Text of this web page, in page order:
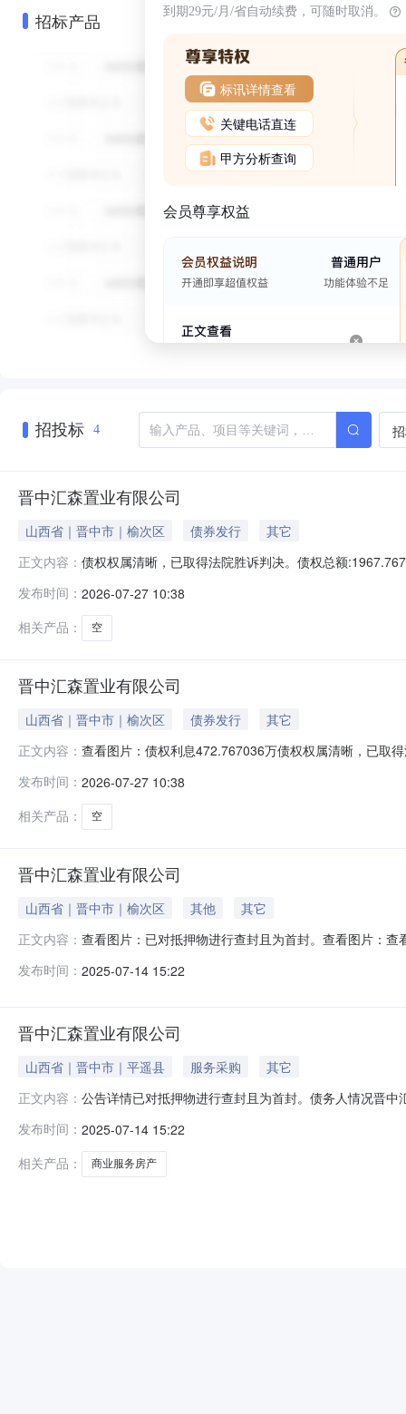
招标产品 到期29元/月/省自动续费，可随时取消。
标讯详情查看
关键电话直连
甲方分析查询
会员尊享权益
招投标 4
晋中汇森置业有限公司
山西省｜晋中市｜榆次区 债券发行
其它
正文内容： 债权权属清晰，已取得法院胜诉判决。债权总额
产，面积合计4405.92㎡。
发布时间： 2026-07-27 10:38
相关产品：
空
晋中汇森置业有限公司
山西省｜晋中市｜榆次区 债券发行
其它
正文内容： 查看图片：债权利息472.767036万债权权属清晰，已取
发布时间： 2026-07-27 10:38
相关产品：
空
晋中汇森置业有限公司
山西省｜晋中市｜榆次区 其他
其它
正文内容： 查看图片：已对抵押物进行查封且为首封。查看图片：
发布时间： 2025-07-14 15:22
晋中汇森置业有限公司
山西省｜晋中市｜平遥县 服务采购
其它
正文内容： 公告详情已对抵押物进行查封且为首封。债务人情况晋
（2018）平遥县不动产权第0000133号；他项：晋
发布时间： 2025-07-14 15:22
相关产品：
商业服务房产